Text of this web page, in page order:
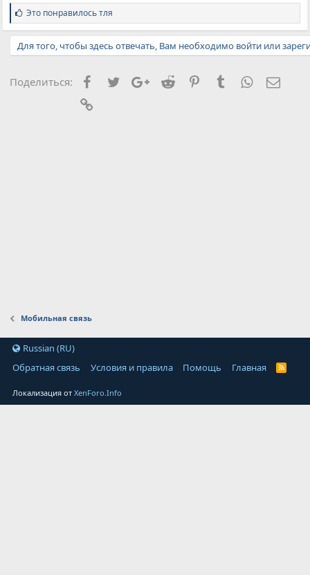
С
и
м
п
а
и
и
Это понравилосьтля
Для того, чтобы здесь отвечать, Вам необходимо войти или
Поделиться: Facebook
TwitterGoogle+
Reddit PinterestTumblrWhatsApp
Мобильная связь
Russian (RU)
Обратная связь
Условия и правила Помощь Главная
Локализация отXenForo.Info